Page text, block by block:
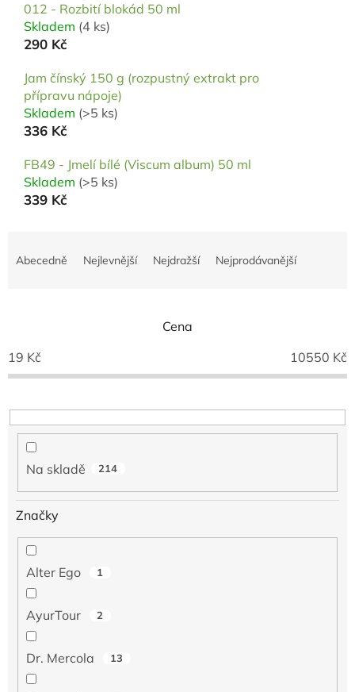
012 - Rozbití blokád 50 ml
Skladem (4 ks)
290 Kč
Jam čínský 150 g (rozpustný extrakt pro
přípravu nápoje)
Skladem (>5 ks)
336 Kč
FB49 - Jmelí bílé (Viscum album) 50 ml
Skladem (>5 ks)
339 Kč
r
o
u
k
Abecedně Nejlevnější Nejdražší Nejprodávanější
Cena
19 Kč 10550 Kč
Na skladě 214
Značky
Alter Ego 1
AyurTour 2
Dr. Mercola 13